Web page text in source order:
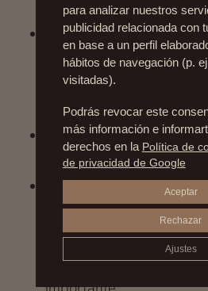
Formación y
la cirugía plástica es
exigente, por lo que se
profesional acreditado
La pertenencia a algún
asociación médica
las instalaciones:
adecuadas, que
medios necesarios y
profesionales
para analizar nuestros
publicidad relacionada con
en base a un perfil
hábitos de navegación (p.
visitadas).
Podrás revocar este
más información e
derechos en la Política de
de privacidad de Google
Aceptar
Rechazar
Ajustes